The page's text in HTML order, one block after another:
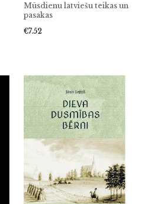
Mūsdienu latviešu teikas un
pasakas
€7.52